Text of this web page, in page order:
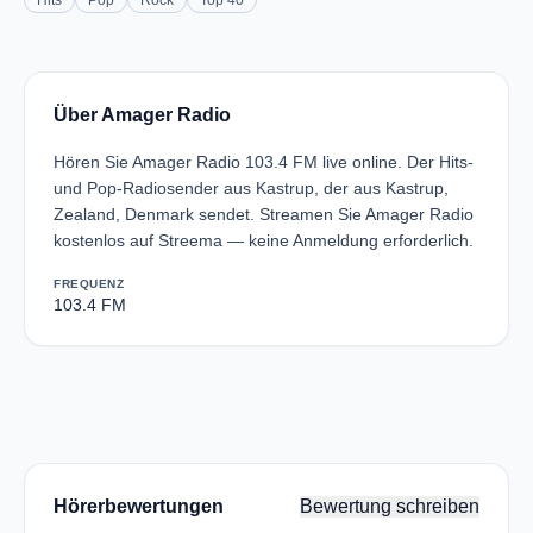
Über Amager Radio
Hören Sie Amager Radio 103.4 FM live online. Der Hits-
und Pop-Radiosender aus Kastrup, der aus Kastrup,
Zealand, Denmark sendet. Streamen Sie Amager Radio
kostenlos auf Streema — keine Anmeldung erforderlich.
FREQUENZ
103.4 FM
Hörerbewertungen Bewertung schreiben